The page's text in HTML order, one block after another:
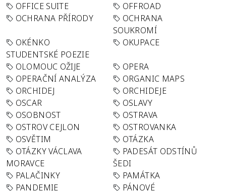
OFFICE SUITE
OFFROAD
OCHRANA PŘÍRODY
OCHRANA
SOUKROMÍ
OKÉNKO
STUDENTSKÉ POEZIE
OKUPACE
OLOMOUC OŽIJE
OPERA
OPERAČNÍ ANALÝZA
ORGANIC MAPS
ORCHIDEJ
ORCHIDEJE
OSCAR
OSLAVY
OSOBNOST
OSTRAVA
OSTROV CEJLON
OSTROVANKA
OSVĚTIM
OTÁZKA
OTÁZKY VÁCLAVA
MORAVCE
PADESÁT ODSTÍNŮ
ŠEDI
PALAČINKY
PAMÁTKA
PANDEMIE
PÁNOVÉ